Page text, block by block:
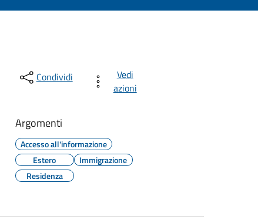
Condividi
Vedi
azioni
Argomenti
Accesso all'informazione
Estero
Immigrazione
Residenza